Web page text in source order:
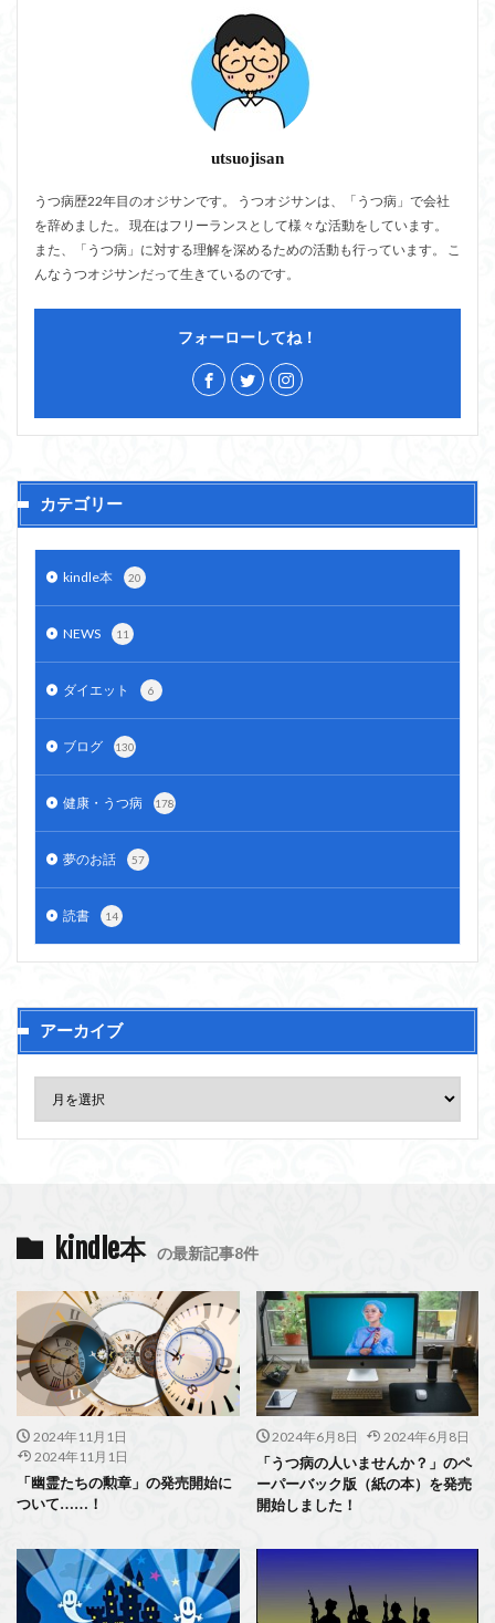
utsuojisan
うつ病歴22年目のオジサンです。 うつオジサンは、「うつ病」で会社
を辞めました。 現在はフリーランスとして様々な活動をしています。
また、「うつ病」に対する理解を深めるための活動も行っています。 こ
んなうつオジサンだって生きているのです。
フォーローしてね！
カテゴリー
kindle本 20
NEWS 11
ダイエット 6
ブログ 130
健康・うつ病 178
夢のお話 57
読書 14
アーカイブ
kindle本 の最新記事8件
2024年11月1日
2024年11月1日
「幽霊たちの勲章」の発売開始に
ついて……！
2024年6月8日
2024年6月8日
「うつ病の人いませんか？」のペ
ーパーバック版（紙の本）を発売
開始しました！